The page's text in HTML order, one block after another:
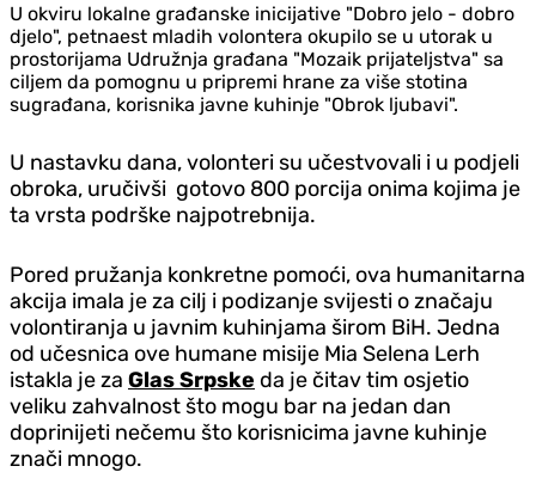
U okviru lokalne građanske inicijative "Dobro jelo - dobro
djelo", petnaest mladih volontera okupilo se u utorak u
prostorijama Udružnja građana "Mozaik prijateljstva" sa
ciljem da pomognu u pripremi hrane za više stotina
sugrađana, korisnika javne kuhinje "Obrok ljubavi".
U nastavku dana, volonteri su učestvovali i u podjeli
obroka, uručivši gotovo 800 porcija onima kojima je
ta vrsta podrške najpotrebnija.
Pored pružanja konkretne pomoći, ova humanitarna
akcija imala je za cilj i podizanje svijesti o značaju
volontiranja u javnim kuhinjama širom BiH. Jedna
od učesnica ove humane misije Mia Selena Lerh
istakla je za Glas Srpske da je čitav tim osjetio
veliku zahvalnost što mogu bar na jedan dan
doprinijeti nečemu što korisnicima javne kuhinje
znači mnogo.